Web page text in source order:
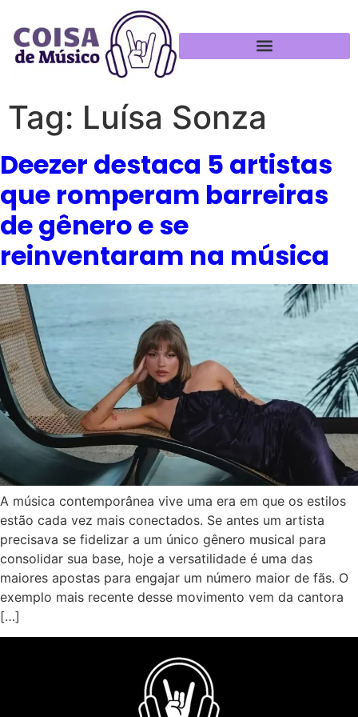
Tag: Luísa Sonza
Deezer destaca 5 artistas
que romperam barreiras
de gênero e se
reinventaram na música
A música contemporânea vive uma era em que os estilos
estão cada vez mais conectados. Se antes um artista
precisava se fidelizar a um único gênero musical para
consolidar sua base, hoje a versatilidade é uma das
maiores apostas para engajar um número maior de fãs. O
exemplo mais recente desse movimento vem da cantora
[…]